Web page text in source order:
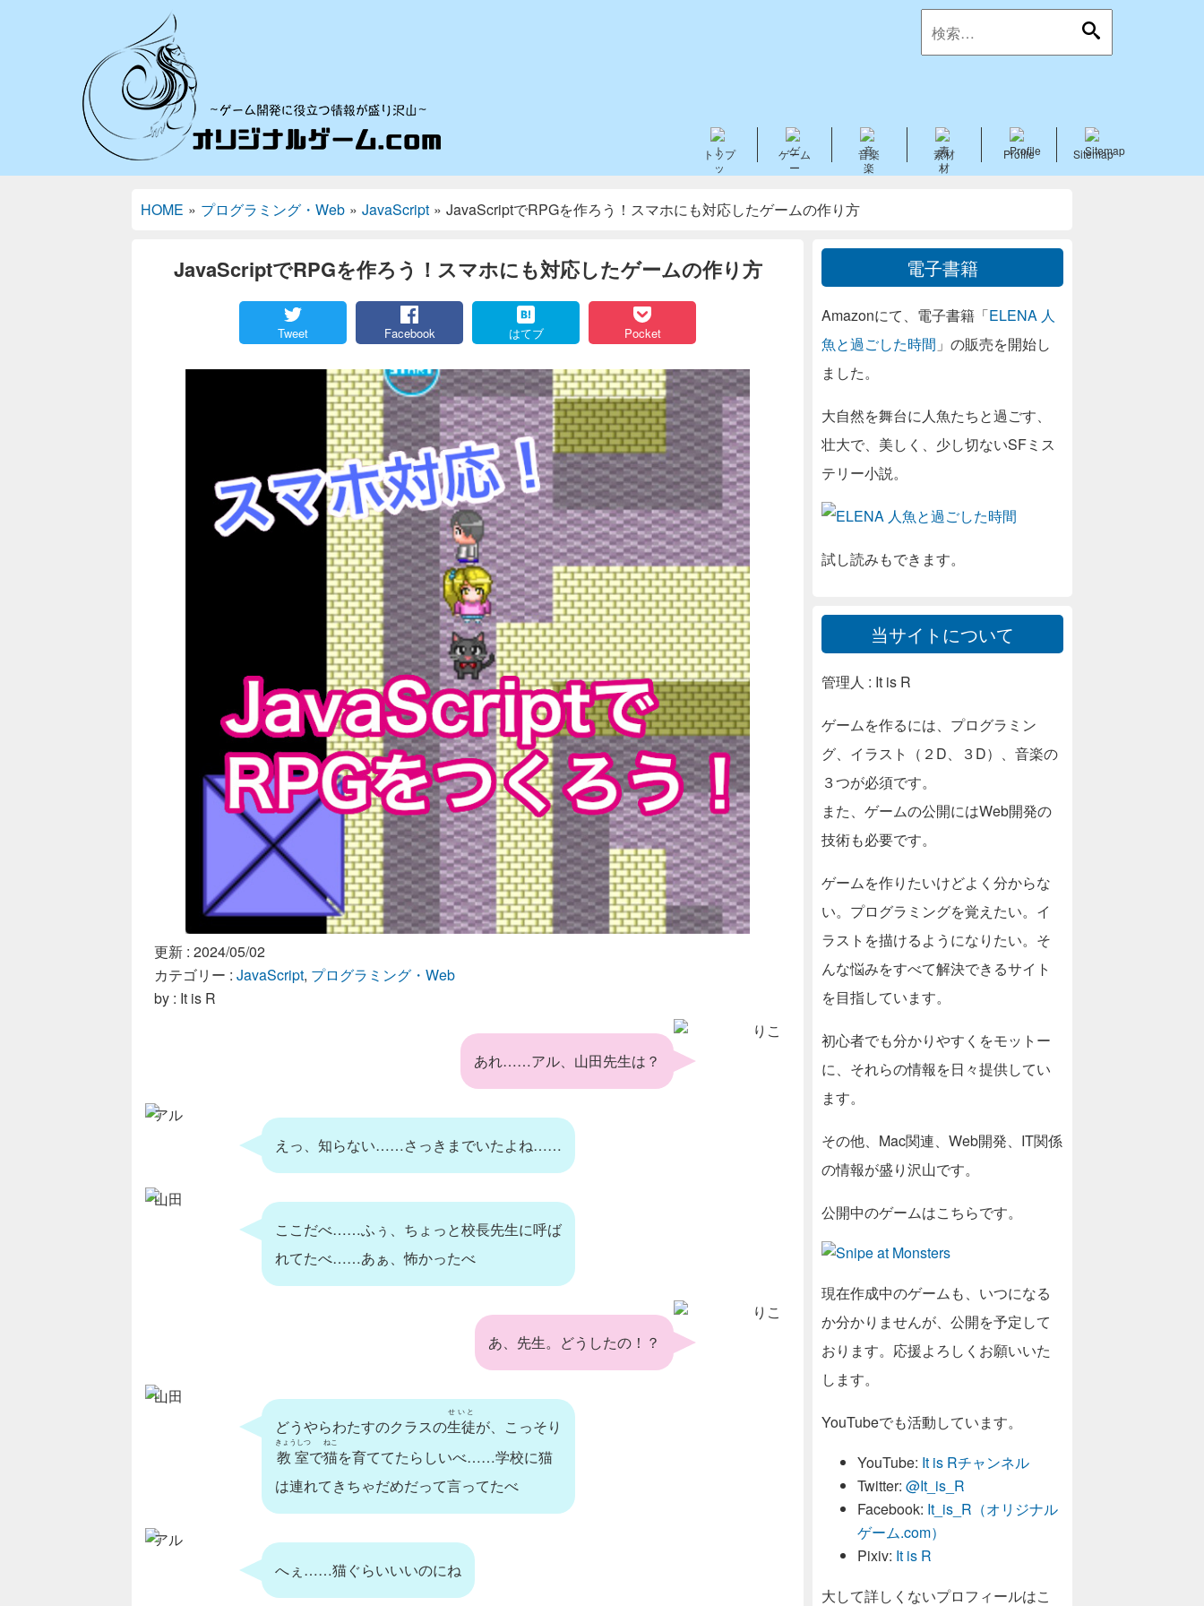
トップ ゲーム 音楽 素材 Profile Sitemap
HOME » プログラミング・Web » JavaScript » JavaScriptでRPGを作ろう！スマホにも対応したゲームの作り方
JavaScriptでRPGを作ろう！スマホにも対応したゲームの作り方
Tweet Facebook はてブ Pocket
更新 : 2024/05/02
カテゴリー : JavaScript, プログラミング・Web
by : It is R
りこ
あれ……アル、山田先生は？
アル
えっ、知らない……さっきまでいたよね……
山田
ここだべ……ふぅ、ちょっと校長先生に呼ば
れてたべ……あぁ、怖かったべ
りこ
あ、先生。どうしたの！？
山田
どうやらわたすのクラスの生徒
せいと
が、こっそり
教室
きょうしつ
で猫
ねこ
を育ててたらしいべ……学校に猫
は連れてきちゃだめだって言ってたべ
アル
へぇ……猫ぐらいいいのにね
電子書籍
Amazonにて、電子書籍「ELENA 人
魚と過ごした時間 」の販売を開始し
ました。
大自然を舞台に人魚たちと過ごす、
壮大で、美しく、少し切ないSFミス
テリー小説。
試し読みもできます。
当サイトについて
管理人 : It is R
ゲームを作るには、プログラミン
グ、イラスト（２D、３D）、音楽の
３つが必須です。
また、ゲームの公開にはWeb開発の
技術も必要です。
ゲームを作りたいけどよく分からな
い。プログラミングを覚えたい。イ
ラストを描けるようになりたい。そ
んな悩みをすべて解決できるサイト
を目指しています。
初心者でも分かりやすくをモットー
に、それらの情報を日々提供してい
ます。
その他、Mac関連、Web開発、IT関係
の情報が盛り沢山です。
公開中のゲームはこちらです。
現在作成中のゲームも、いつになる
か分かりませんが、公開を予定して
おります。応援よろしくお願いいた
します。
YouTubeでも活動しています。
YouTube: It is Rチャンネル
Twitter: @It_is_R
Facebook: It_is_R（オリジナル
ゲーム.com）
Pixiv: It is R
大して詳しくないプロフィールはこ